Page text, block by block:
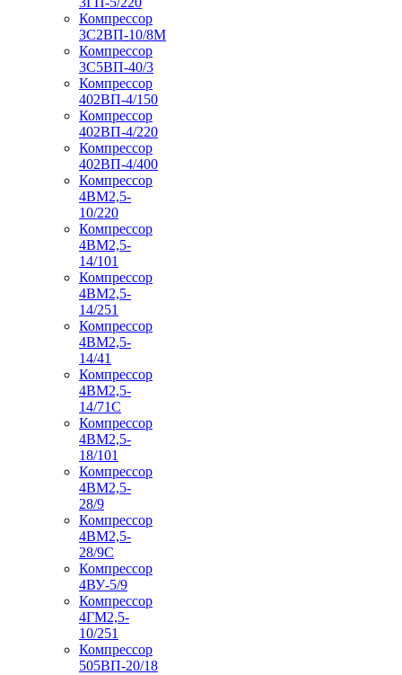
Компрессор
3С2ВП-10/8М
Компрессор
3С5ВП-40/3
Компрессор
402ВП-4/150
Компрессор
402ВП-4/220
Компрессор
402ВП-4/400
Компрессор
4ВМ2,5-
10/220
Компрессор
4ВМ2,5-
14/101
Компрессор
4ВМ2,5-
14/251
Компрессор
4ВМ2,5-
14/41
Компрессор
4ВМ2,5-
14/71C
Компрессор
4ВМ2,5-
18/101
Компрессор
4ВМ2,5-
28/9
Компрессор
4ВМ2,5-
28/9С
Компрессор
4ВУ-5/9
Компрессор
4ГМ2,5-
10/251
Компрессор
505ВП-20/18